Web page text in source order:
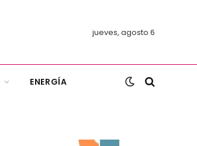
jueves, agosto 6
ENERGÍA